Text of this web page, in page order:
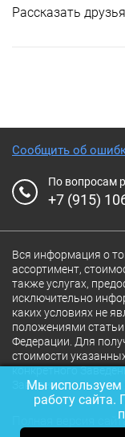
Рассказать
Сообщить об
По вопросам
+7 (915)
Вся информация о
ассортимент,
также услугах,
исключительно
каких условиях не
положениями
Федерации. Для
стоимости
конкретного
Заведение.
Полная версия
Мы используем
работу сайта.